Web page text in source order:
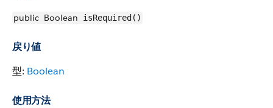
public Boolean isRequired()
戻り値
型: Boolean
使用方法